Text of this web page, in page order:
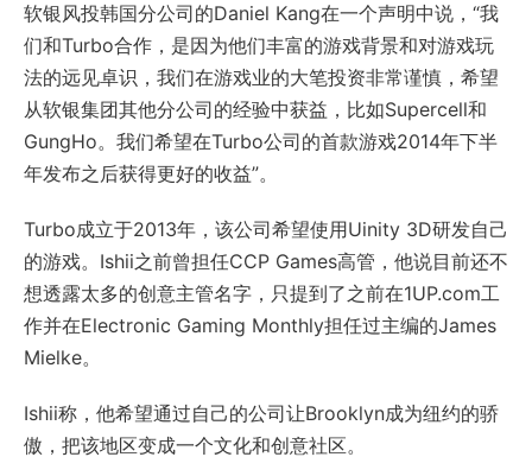
软银风投韩国分公司的Daniel Kang在一个声明中说，“我
们和Turbo合作，是因为他们丰富的游戏背景和对游戏玩
法的远见卓识，我们在游戏业的大笔投资非常谨慎，希望
从软银集团其他分公司的经验中获益，比如Supercell和
GungHo。我们希望在Turbo公司的首款游戏2014年下半
年发布之后获得更好的收益”。
Turbo成立于2013年，该公司希望使用Uinity 3D研发自己
的游戏。Ishii之前曾担任CCP Games高管，他说目前还不
想透露太多的创意主管名字，只提到了之前在1UP.com工
作并在Electronic Gaming Monthly担任过主编的James
Mielke。
Ishii称，他希望通过自己的公司让Brooklyn成为纽约的骄
傲，把该地区变成一个文化和创意社区。